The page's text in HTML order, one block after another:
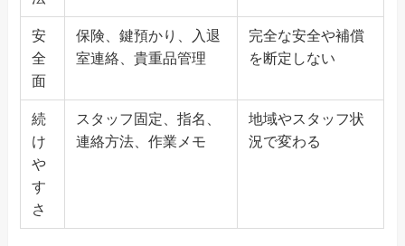
安
全
面
保険、鍵預かり、入退
室連絡、貴重品管理
完全な安全や補償
を断定しない
続
け
や
す
さ
スタッフ固定、指名、
連絡方法、作業メモ
地域やスタッフ状
況で変わる